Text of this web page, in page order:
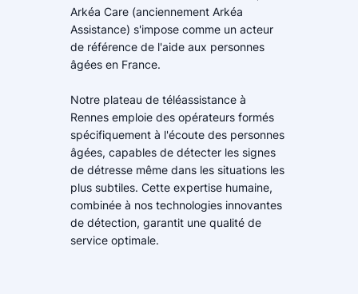
Arkéa Care (anciennement Arkéa
Assistance) s'impose comme un acteur
de référence de l'aide aux personnes
âgées en France.
Notre plateau de téléassistance à
Rennes emploie des opérateurs formés
spécifiquement à l'écoute des personnes
âgées, capables de détecter les signes
de détresse même dans les situations les
plus subtiles. Cette expertise humaine,
combinée à nos technologies innovantes
de détection, garantit une qualité de
service optimale.